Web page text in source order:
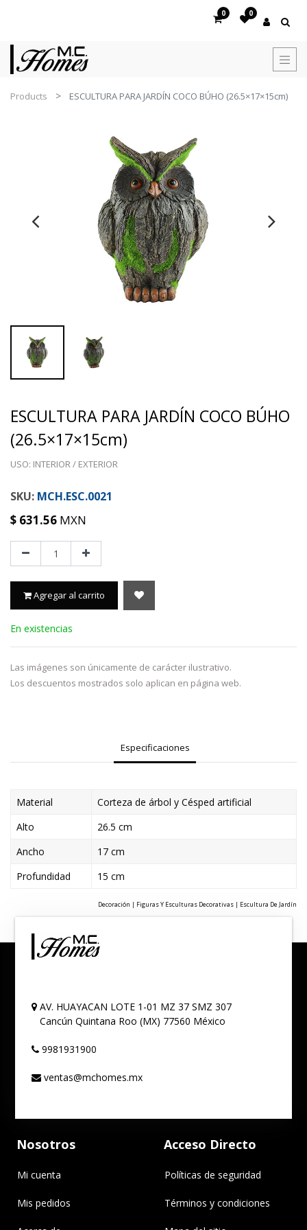
0 0
Products ESCULTURA PARA JARDÍN COCO BÚHO (26.5×17×15cm)
ESCULTURA PARA JARDÍN COCO BÚHO
(26.5×17×15cm)
USO: INTERIOR / EXTERIOR
MCH.ESC.0021
$ 631.56 MXN
Agregar al carrito
En existencias
Las imágenes son únicamente de carácter ilustrativo.
Los descuentos mostrados solo aplican en página web.
Especificaciones
Material
Corteza de árbol y Césped artificial
Alto
26.5 cm
Ancho
17 cm
Profundidad
15 cm
Decoración | Figuras Y Esculturas Decorativas | Escultura De Jardín
AV. HUAYACAN LOTE 1-01 MZ 37 SMZ 307
Cancún Quintana Roo (MX) 77560 México
9981931900
ventas@mchomes.mx
Nosotros
Mi cuenta
Mis pedidos
Acceso Directo
Políticas de seguridad
Términos y condiciones